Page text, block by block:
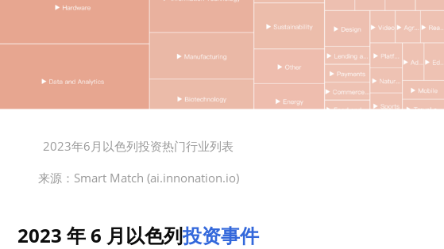
2023年6月以色列投资热门行业列表
来源： Smart Match (ai.innonation.io)
2023 年 6 月以色列投资事件